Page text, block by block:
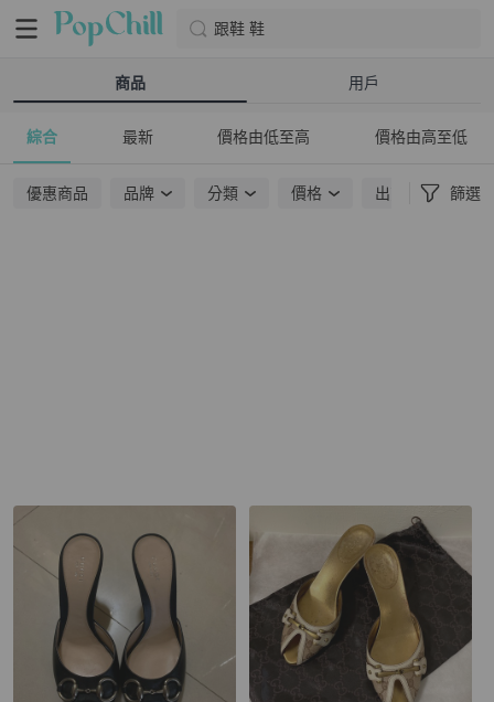
跟鞋 鞋
商品 用戶
綜合 最新 價格由低至高 價格由高至低
優惠商品 品牌 分類 價格 出貨地點 篩選